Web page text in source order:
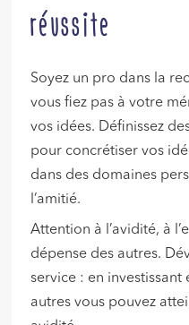
réussite
Soyez un pro dans la
vous fiez pas à votre
vos idées. Définissez
pour concrétiser vos
dans des domaines
l’amitié.
Attention à l’avidité, à
dépense des autres.
service : en investissant
autres vous pouvez